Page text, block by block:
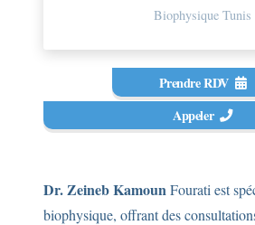
Biophysique Tunis
Prendre RDV
Appeler
Dr. Zeineb KamounFourati est
biophysique, offrant des